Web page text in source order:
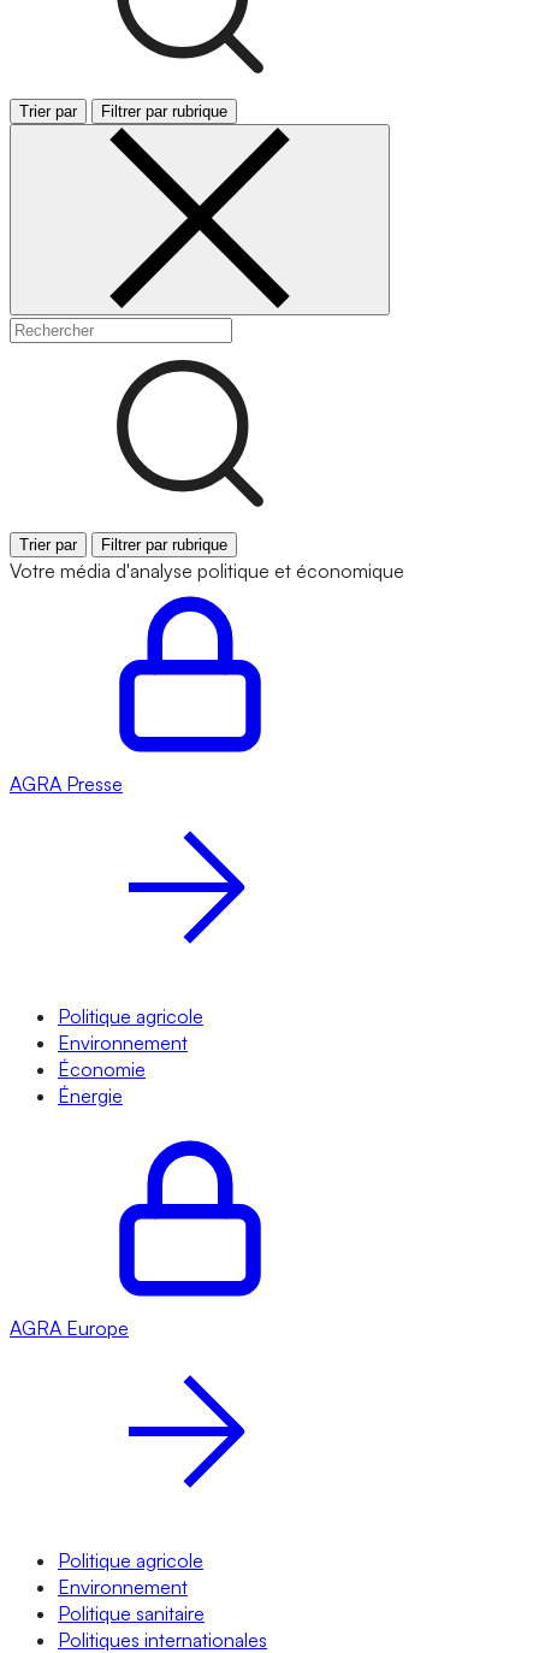
Trier par Filtrer par rubrique
Trier par Filtrer par rubrique
Votre média d'analyse politique et économique
AGRA Presse
Politique agricole
Environnement
Économie
Énergie
AGRA Europe
Politique agricole
Environnement
Politique sanitaire
Politiques internationales